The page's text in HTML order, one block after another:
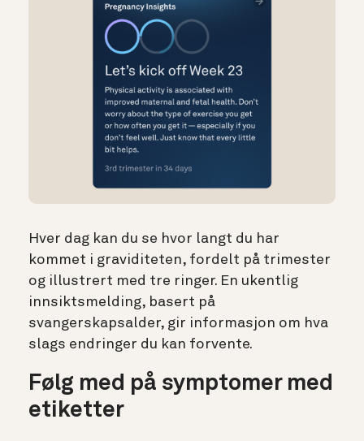
Hver dag kan du se hvor langt du har
kommet i graviditeten, fordelt på trimester
og illustrert med tre ringer. En ukentlig
innsiktsmelding, basert på
svangerskapsalder, gir informasjon om hva
slags endringer du kan forvente.
Følg med på symptomer med
etiketter